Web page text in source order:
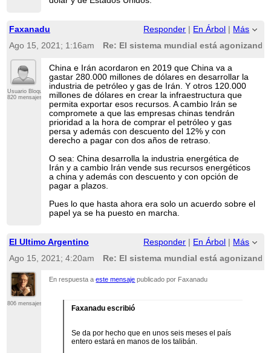
Faxanadu Responder En Árbol
Más
Ago 15, 2021; 1:16am
Re: El sistema mundial está
Usuario Bloqueado
820 mensajes
China e Irán acordaron en 2019 que China va a
gastar 280.000 millones de dólares en desarrollar la
industria de petróleo y gas de Irán. Y otros 120.000
millones de dólares en crear la infraestructura que
permita exportar esos recursos. A cambio Irán se
compromete a que las empresas chinas tendrán
prioridad a la hora de comprar el petróleo y gas
persa y además con descuento del 12% y con
derecho a pagar con dos años de retraso.
O sea: China desarrolla la industria energética de
Irán y a cambio Irán vende sus recursos energéticos
a china y además con descuento y con opción de
pagar a plazos.
Pues lo que hasta ahora era solo un acuerdo sobre el
papel ya se ha puesto en marcha.
El Ultimo Argentino Responder En Árbol
Más
Ago 15, 2021; 4:20am
Re: El sistema mundial está
806 mensajes
En respuesta aeste mensaje publicado por Faxanadu
Faxanadu escribió
Se da por hecho que en unos seis meses el país
entero estará en manos de los talibán.